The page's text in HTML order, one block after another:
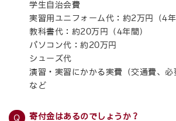
学生自治会費
実習用ユニフォーム代：約2万円（4年
教科書代：約20万円（4年間）
パソコン代：約20万円
シューズ代
演習・実習にかかる実費（交通費、必
など
寄付金はあるのでしょうか？